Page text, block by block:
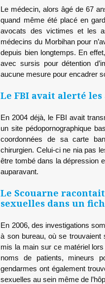
Le médecin, alors âgé de 67
quand même été placé en
avocats des victimes et les
médecins du Morbihan pour
depuis bien longtemps. En
avec sursis pour détention
aucune mesure pour encadrer
Le FBI avait alerté
En 2004 déjà, le FBI avait
un site pédopornographique
coordonnées de sa carte
chirurgien. Celui-ci ne nia pas
être tombé dans la dépression
auparavant.
Le Scouarne
sexuelles dans un
En 2006, des investigations
à son bureau, où se trouvaient
mis la main sur ce matériel
noms de patients, mineurs
gendarmes ont également
sexuelles au sein même de